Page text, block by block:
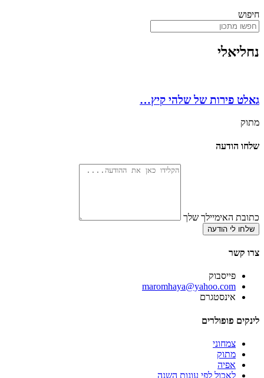
חיפוש
נחליאלי
גאלט פירות של שלהי קיץ…
מתוק
שלחו הודעה
כתובת האימיילך שלך
שלחו לי הודעה
צרו קשר
פייסבוק
‫maromhaya@yahoo.com
אינסטגרם
לינקים פופולרים
צמחוני
מתוק
אפיה
לאכול לפי עונות השנה